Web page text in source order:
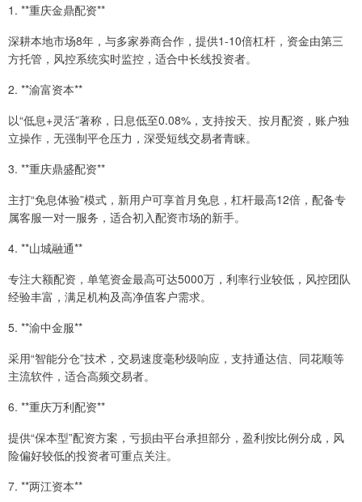
1. **重庆金鼎配资**
深耕本地市场8年，与多家券商合作，提供1-10倍杠杆，资金由第三
方托管，风控系统实时监控，适合中长线投资者。
2. **渝富资本**
以“低息+灵活”著称，日息低至0.08%，支持按天、按月配资，账户独
立操作，无强制平仓压力，深受短线交易者青睐。
3. **重庆鼎盛配资**
主打“免息体验”模式，新用户可享首月免息，杠杆最高12倍，配备专
属客服一对一服务，适合初入配资市场的新手。
4. **山城融通**
专注大额配资，单笔资金最高可达5000万，利率行业较低，风控团队
经验丰富，满足机构及高净值客户需求。
5. **渝中金服**
采用“智能分仓”技术，交易速度毫秒级响应，支持通达信、同花顺等
主流软件，适合高频交易者。
6. **重庆万利配资**
提供“保本型”配资方案，亏损由平台承担部分，盈利按比例分成，风
险偏好较低的投资者可重点关注。
7. **两江资本**